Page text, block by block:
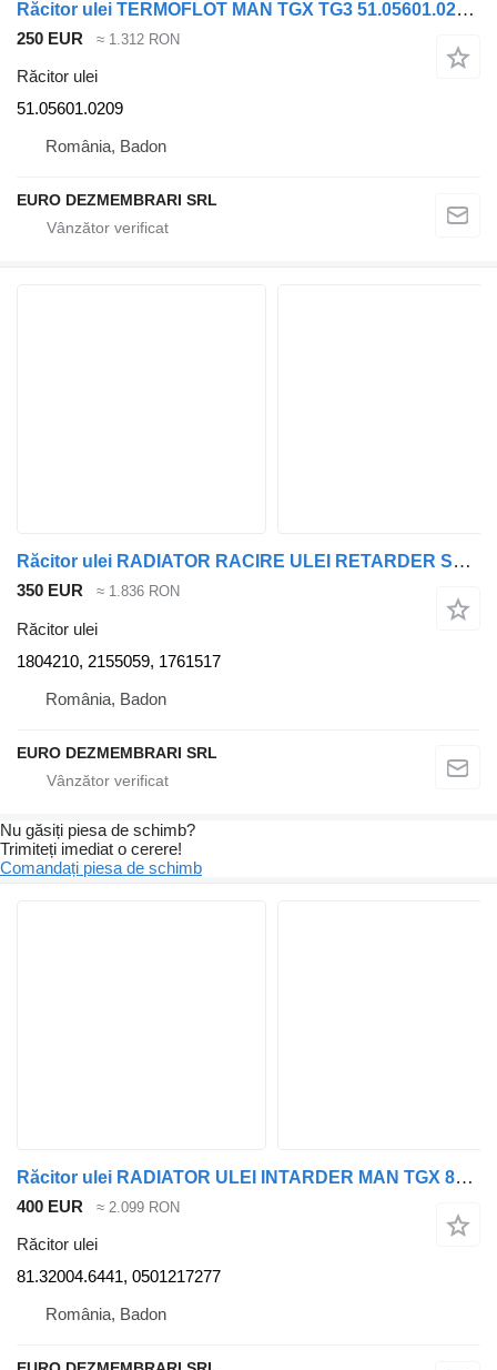
Răcitor ulei TERMOFLOT MAN TGX TG3 51.05601.0209 pentru cap tractor MAN TGX TG3
250 EUR ≈ 1.312 RON
Răcitor ulei
51.05601.0209
România, Badon
EURO DEZMEMBRARI SRL
Răcitor ulei RADIATOR RACIRE ULEI RETARDER SCANIA R 1804210 2155059, 1761517, pentru cap tractor Scania R
350 EUR ≈ 1.836 RON
Răcitor ulei
1804210, 2155059, 1761517
România, Badon
EURO DEZMEMBRARI SRL
Nu găsiți piesa de schimb?
Trimiteți imediat o cerere!
Comandați piesa de schimb
Răcitor ulei RADIATOR ULEI INTARDER MAN TGX 81.32004.6441, 0501217277, 81.325 pentru cap tractor MAN TGX
400 EUR ≈ 2.099 RON
Răcitor ulei
81.32004.6441, 0501217277
România, Badon